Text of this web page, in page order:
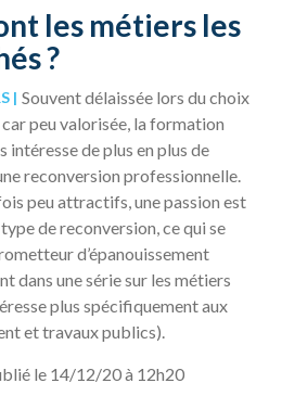
les métiers les
?
Souvent délaissée lors du choix
peu valorisée, la formation
intéresse de plus en plus de
reconversion professionnelle.
peu attractifs, une passion est
de reconversion, ce qui se
d’épanouissement
dans une série sur les métiers
plus spécifiquement aux
et travaux publics).
le 14/12/20 à 12h20